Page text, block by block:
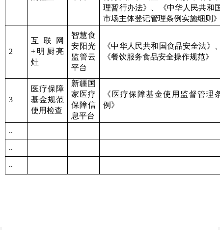
理暂行办法》、《中华人民共和
市场主体登记管理条例实施细则
2
互联网
+ 明厨亮
灶
智慧食
安阳光
监管云
平台
《中华人民共和国食品安全法》
《餐饮服务食品安全操作规范》
3
医疗保障
基金规范
使用检查
新疆国
家医疗
保障信
息平台
《医疗保障基金使用监督管理
例》
..
..
..